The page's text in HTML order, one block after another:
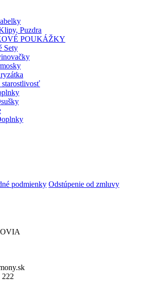
Puzdra
POUKÁŽKY
Sety
starostlivosť
podmienky Odstúpenie od zmluvy
222